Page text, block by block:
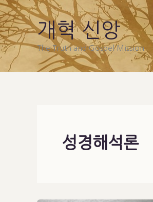
Skip
to
content
개혁 신앙
The Truth and Gospel Mission
성경해석론